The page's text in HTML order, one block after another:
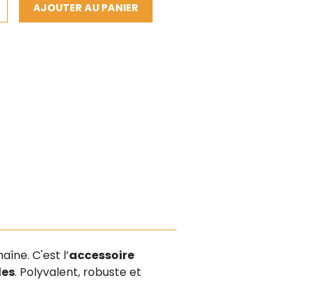
AJOUTER AU PANIER
C'est l’accessoire
. Polyvalent, robuste et